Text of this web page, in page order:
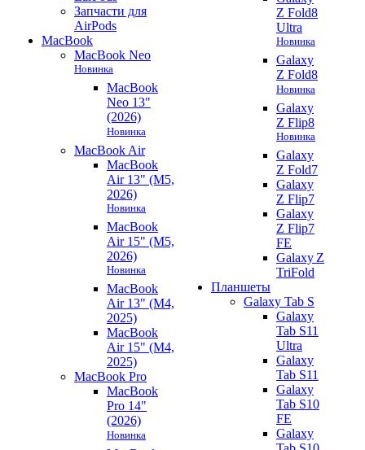
Запчасти для
AirPods
MacBook
MacBook Neo
Новинка
MacBook
Neo 13"
(2026)
Новинка
MacBook Air
MacBook
Air 13" (M5,
2026)
Новинка
MacBook
Air 15" (M5,
2026)
Новинка
MacBook
Air 13" (M4,
2025)
MacBook
Air 15" (M4,
2025)
MacBook Pro
MacBook
Pro 14"
(2026)
Новинка
Z Fold8
Ultra
Новинка
Galaxy
Z Fold8
Новинка
Galaxy
Z Flip8
Новинка
Galaxy
Z Fold7
Galaxy
Z Flip7
Galaxy
Z Flip7
FE
Galaxy Z
TriFold
Планшеты
Galaxy Tab S
Galaxy
Tab S11
Ultra
Galaxy
Tab S11
Galaxy
Tab S10
FE
Galaxy